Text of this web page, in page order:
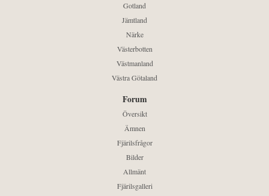
Gotland
Jämtland
Närke
Västerbotten
Västmanland
Västra Götaland
Forum
Översikt
Ämnen
Fjärilsfrågor
Bilder
Allmänt
Fjärilsgalleri